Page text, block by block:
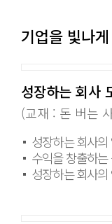
기업을 빛나
성장하는 회사
(교재 : 돈 버는
성장하는 회사
수익을 창출하
성장하는 회사